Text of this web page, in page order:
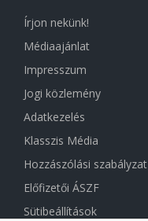
Írjon nekünk!
Médiaajánlat
Impresszum
Jogi közlemény
Adatkezelés
Klasszis Média
Hozzászólási szabályzat
Előfizetői ÁSZF
Sütibeállítások